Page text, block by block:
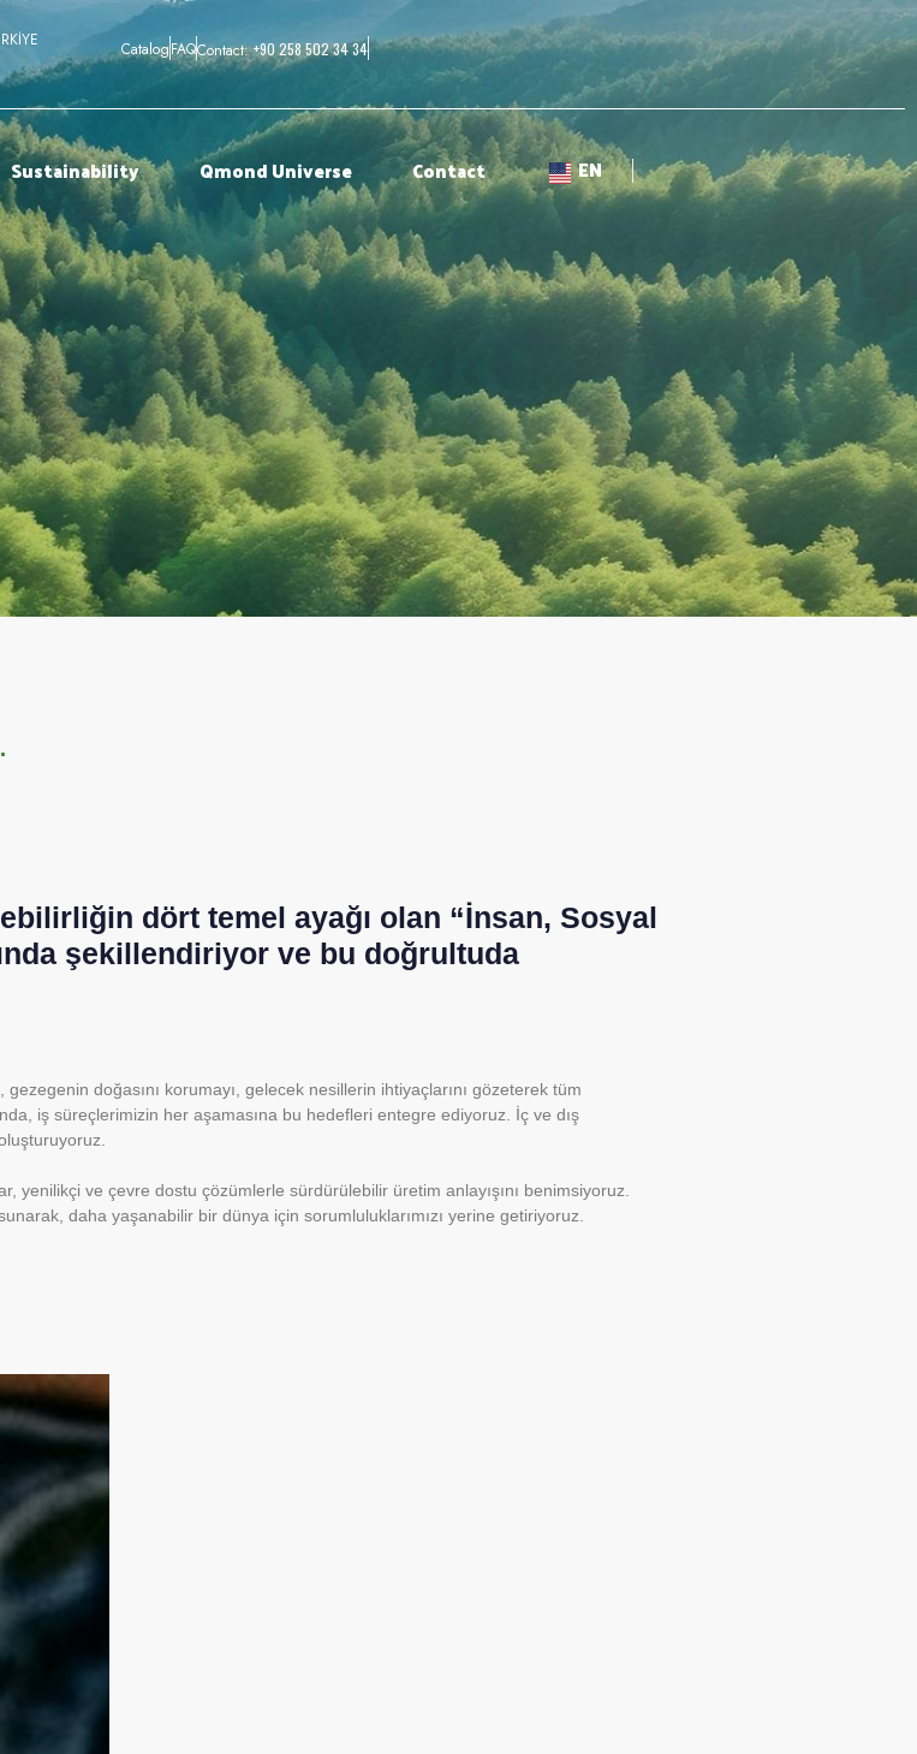
CatalogFAQContact:+90 258 502 34 34
Sustainability Qmond Universe Contact EN
dört temel ayağı olan “İnsan, Sosyal
şekillendiriyor ve bu doğrultuda
doğasını korumayı, gelecek nesillerin ihtiyaçlarını gözeterek tüm
iş süreçlerimizin her aşamasına bu hedefleri entegre ediyoruz. İç ve dış
yenilikçi ve çevre dostu çözümlerle sürdürülebilir üretim anlayışını benimsiyoruz.
daha yaşanabilir bir dünya için sorumluluklarımızı yerine getiriyoruz.